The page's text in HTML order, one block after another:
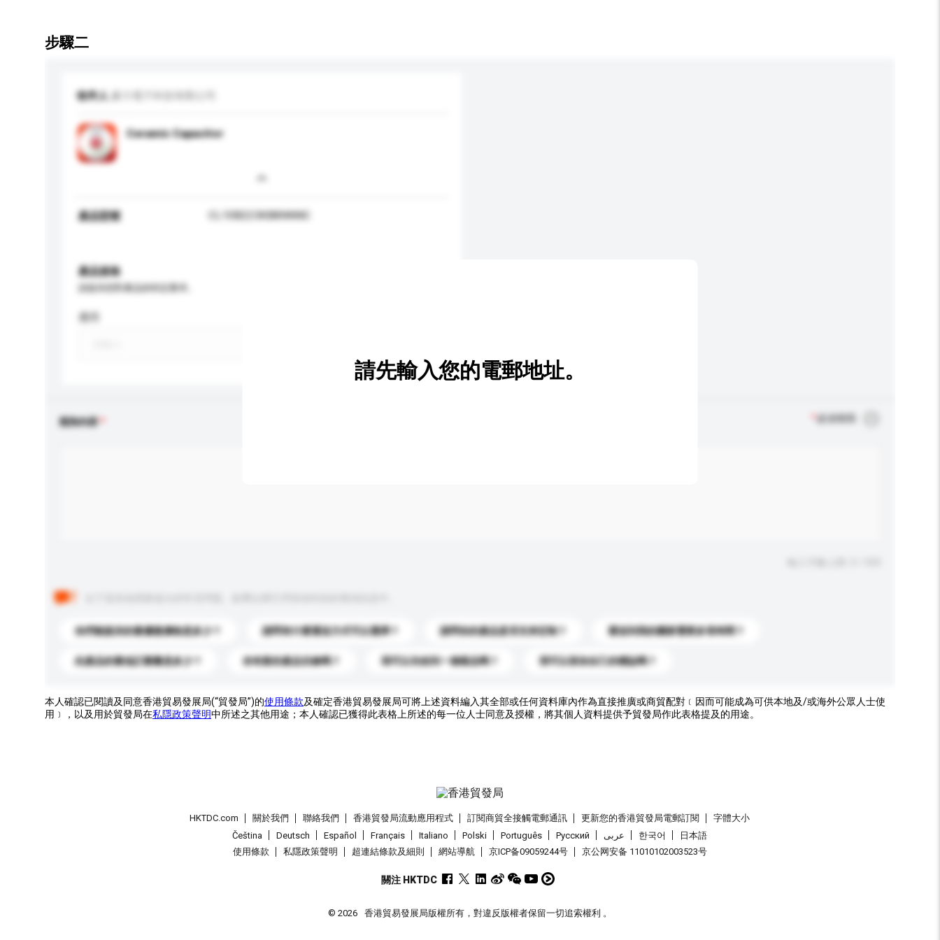
步驟二
收件人
Ceramic Capacitor
產品型號 CL10B223KB8NNNC
產品規格
查詢內容
你們能提供的最優惠價格是多少？ 請問有什麼運送方式可以選擇？ 請問你的產品是否支持定制？ 運送到我的國家需要多長時間？
此產品的最低訂購量是多少？ 你有新的產品目錄嗎？ 我可以先收到一個樣品嗎？ 我可以添加自己的標誌嗎？
請先輸入您的電郵地址。
本人確認已閱讀及同意香港貿易發展局(“貿發局”)的使用條款及確定香港貿易發展局可將上述資料編入其全部或任何資料庫內作為直接推廣或商貿配對﹝因而可能成為可供本地及/或海外公眾人士使
用﹞，以及用於貿發局在私隱政策聲明中所述之其他用途；本人確認已獲得此表格上所述的每一位人士同意及授權，將其個人資料提供予貿發局作此表格提及的用途。
HKTDC.com 關於我們 聯絡我們 香港貿發局流動應用程式 訂閱商貿全接觸電郵通訊 更新您的香港貿發局電郵訂閱
字體大小
Čeština
Deutsch Español Français Italiano Polski Português Pусский عربى 한국어
日本語
使用條款
私隱政策聲明 超連結條款及細則 網站導航 京ICP备09059244号 京公网安备 11010102003523号
關注 HKTDC
© 2026 香港貿易發展局版權所有，對違反版權者保留一切追索權利 。